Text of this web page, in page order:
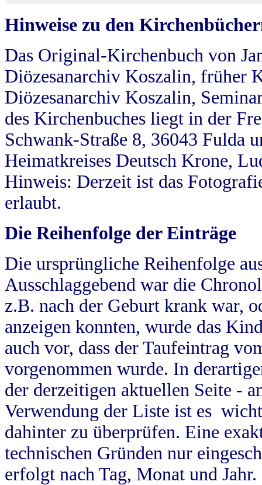
Hinweise zu den
Das Original-Kirchenbuch von
Diözesanarchiv Koszalin, früher
Diözesanarchiv Koszalin,
des Kirchenbuches liegt in der
Schwank-Straße 8, 36043 Fulda
Heimatkreises Deutsch Krone,
Hinweis: Derzeit ist das
erlaubt.
Die Reihenfolge der Einträge
Die ursprüngliche Reihenfolge
Ausschlaggebend war die
z.B. nach der Geburt krank war,
anzeigen konnten, wurde das
auch vor, dass der Taufeintrag
vorgenommen wurde. In
der derzeitigen aktuellen Seite -
Verwendung der Liste ist es
dahinter zu überprüfen. Eine
technischen Gründen nur
erfolgt nach Tag, Monat und Jahr.